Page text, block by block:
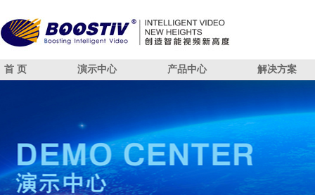
首 页 演示中心
智能交通
人脸识别
产品中心
已适配华为SDC算法
智能摄像头
智能分析盒
解决方案
SDC算法闭环方案
招贤纳士